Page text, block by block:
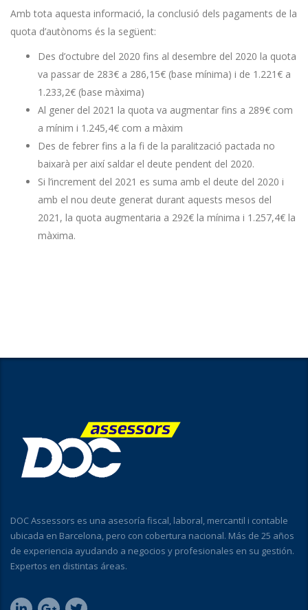
Amb tota aquesta informació, la conclusió dels pagaments de la
quota d’autònoms és la següent:
Des d’octubre del 2020 fins al desembre del 2020 la quota
va passar de 283€ a 286,15€ (base mínima) i de 1.221€ a
1.233,2€ (base màxima)
Al gener del 2021 la quota va augmentar fins a 289€ com
a mínim i 1.245,4€ com a màxim
Des de febrer fins a la fi de la paralització pactada no
baixarà per així saldar el deute pendent del 2020.
Si l’increment del 2021 es suma amb el deute del 2020 i
amb el nou deute generat durant aquests mesos del
2021, la quota augmentaria a 292€ la mínima i 1.257,4€ la
màxima.
DOC Assessors es una asesoría fiscal, laboral, mercantil i contable
ubicada en Barcelona, pero con cobertura nacional. Más de 25 años
de experiencia ayudando a negocios y profesionales en su gestión.
Expertos en distintas áreas.